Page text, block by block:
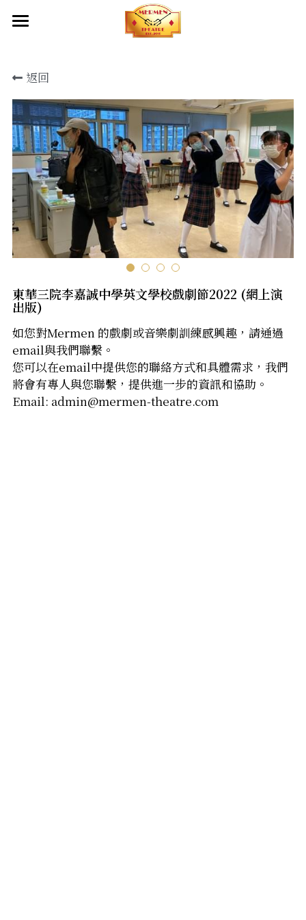
關於我們
成立目標
產品服務
創作團隊及夥伴
出品
出品
劇本庫
影片
幕後制作
服裝設計
化妝造型設計
燈光設計及設備租借
音響設計及器材租借
道具製作/租借
道具製作/租借
傳媒報導
聯絡我們
返回
東華三院李嘉誠中學英文學校戲劇節2022 (網上演
出版)
如您對Mermen 的戲劇或音樂劇訓練感興趣，請通過
email與我們聯繫。
您可以在email中提供您的聯絡方式和具體需求，我們
將會有專人與您聯繫，提供進一步的資訊和協助。
Email: admin@mermen-theatre.com